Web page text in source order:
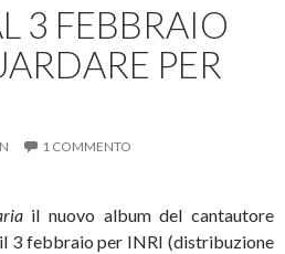
3 FEBBRAIO
PER
1 COMMENTO
il nuovo album del cantautore
3 febbraio per INRI (distribuzione